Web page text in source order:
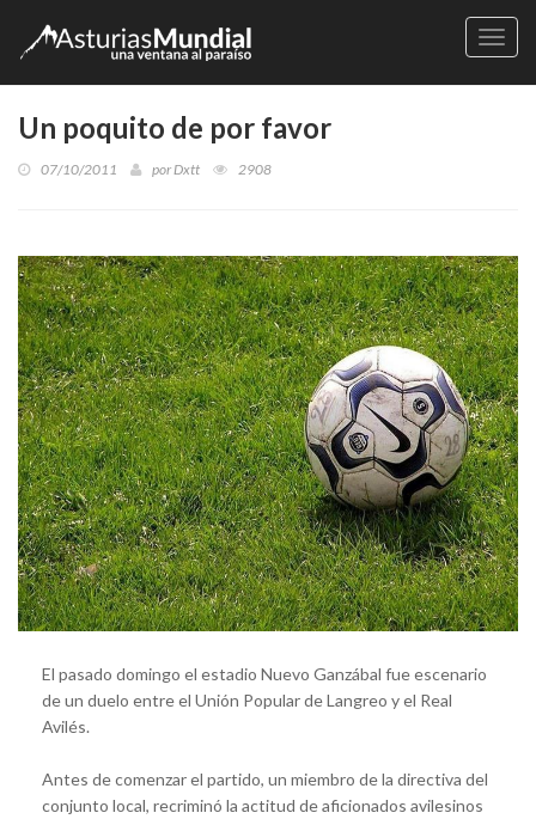
Un poquito de por favor
07/10/2011 porDxtt 2908
El pasado domingo el estadio Nuevo Ganzábal fue escenario
de un duelo entre el Unión Popular de Langreo y el Real
Avilés.
Antes de comenzar el partido, un miembro de la directiva del
conjunto local, recriminó la actitud de aficionados avilesinos